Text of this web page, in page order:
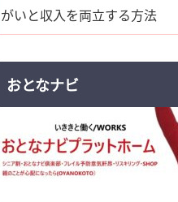
がいと収入を両立する方法
おとなナビ